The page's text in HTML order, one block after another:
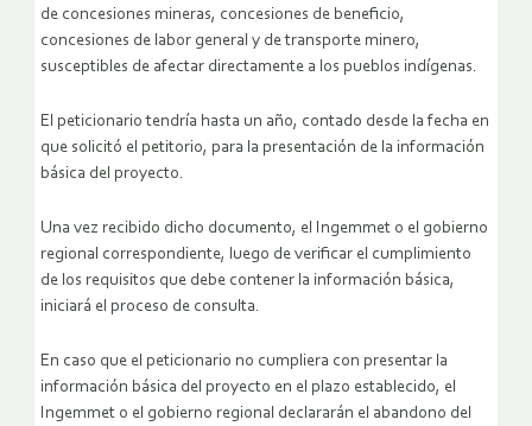
de concesiones mineras, concesiones de beneficio,
concesiones de labor general y de transporte minero,
susceptibles de afectar directamente a los pueblos indígenas.
El peticionario tendría hasta un año, contado desde la fecha en
que solicitó el petitorio, para la presentación de la información
básica del proyecto.
Una vez recibido dicho documento, el Ingemmet o el gobierno
regional correspondiente, luego de verificar el cumplimiento
de los requisitos que debe contener la información básica,
iniciará el proceso de consulta.
En caso que el peticionario no cumpliera con presentar la
información básica del proyecto en el plazo establecido, el
Ingemmet o el gobierno regional declararán el abandono del